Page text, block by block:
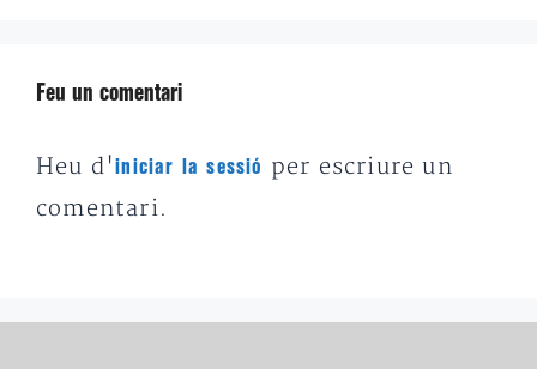
Feu un comentari
Heu d'iniciar la sessió
per escriure un
comentari.